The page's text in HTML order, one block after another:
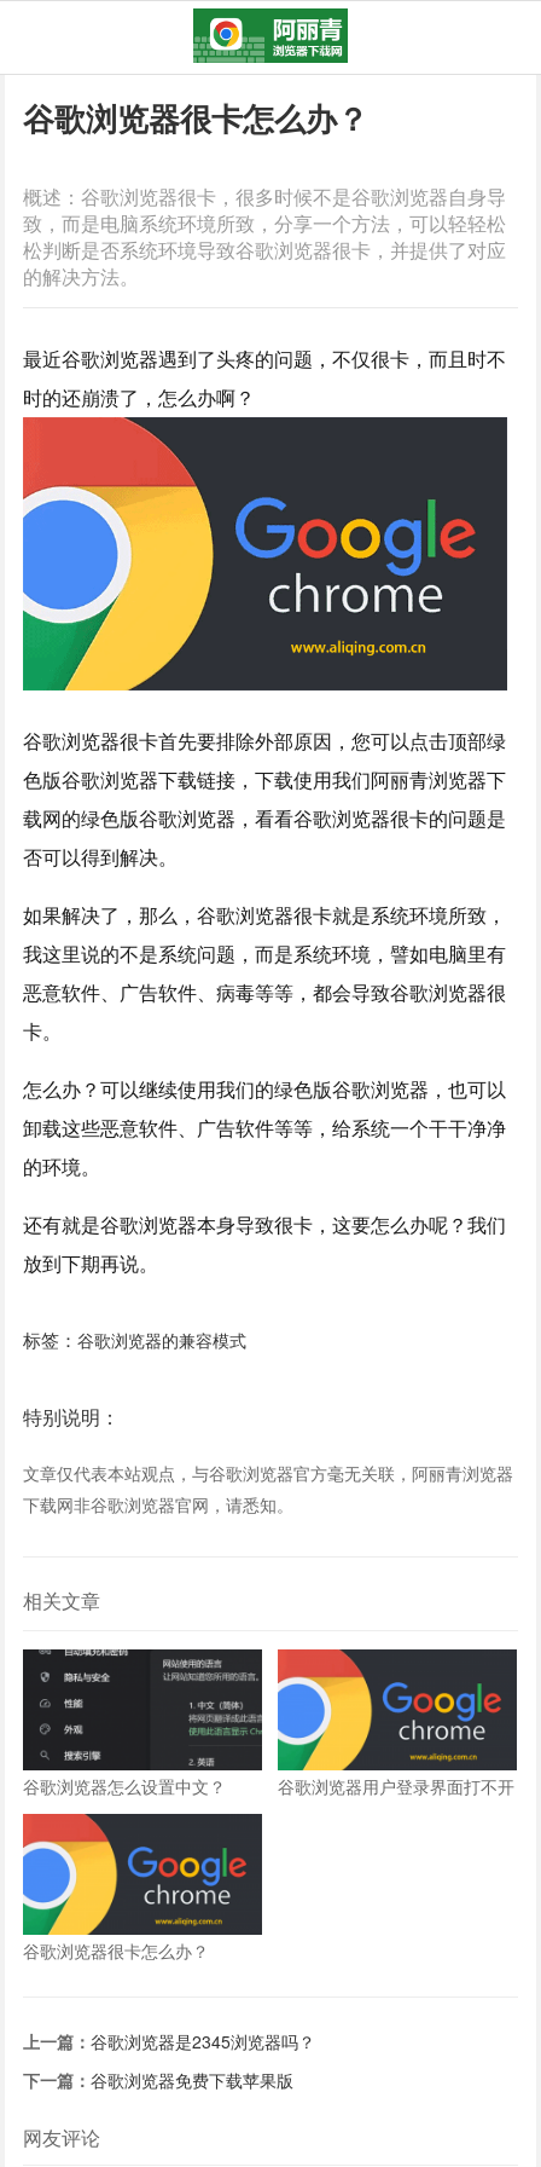
谷歌浏览器很卡怎么办？
概述：谷歌浏览器很卡，很多时候不是谷歌浏览器自身导
致，而是电脑系统环境所致，分享一个方法，可以轻轻松
松判断是否系统环境导致谷歌浏览器很卡，并提供了对应
的解决方法。
最近谷歌浏览器遇到了头疼的问题，不仅很卡，而且时不
时的还崩溃了，怎么办啊？
谷歌浏览器很卡首先要排除外部原因，您可以点击顶部绿
色版谷歌浏览器下载链接，下载使用我们阿丽青浏览器下
载网的绿色版谷歌浏览器，看看谷歌浏览器很卡的问题是
否可以得到解决。
如果解决了，那么，谷歌浏览器很卡就是系统环境所致，
我这里说的不是系统问题，而是系统环境，譬如电脑里有
恶意软件、广告软件、病毒等等，都会导致谷歌浏览器很
卡。
怎么办？可以继续使用我们的绿色版谷歌浏览器，也可以
卸载这些恶意软件、广告软件等等，给系统一个干干净净
的环境。
还有就是谷歌浏览器本身导致很卡，这要怎么办呢？我们
放到下期再说。
标签：谷歌浏览器的兼容模式
特别说明：
文章仅代表本站观点，与谷歌浏览器官方毫无关联，阿丽青浏览器
下载网非谷歌浏览器官网，请悉知。
相关文章
谷歌浏览器怎么设置中文？
谷歌浏览器用户登录界面打不开
谷歌浏览器很卡怎么办？
上一篇：谷歌浏览器是2345浏览器吗？
下一篇：谷歌浏览器免费下载苹果版
网友评论